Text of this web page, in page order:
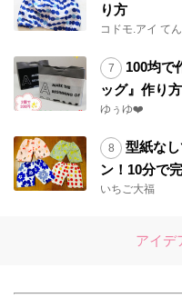
り方
コドモ.アイ て
100均で
ッグ』作り
ゆぅゆ❤️
型紙な
ン！10分で完
いちご大福
アイデ